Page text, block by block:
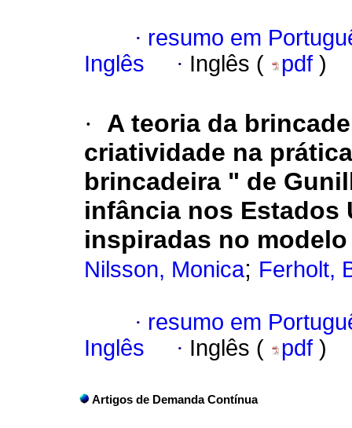
· resumo em
Inglês
· Inglês ( pdf )
·
A teoria da
criatividade na
brincadeira " de
infância nos Estados
inspiradas no
Nilsson, Monica; Ferholt,
· resumo em
Inglês
· Inglês ( pdf )
Artigos de Demanda Contínua